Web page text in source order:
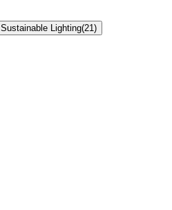
Sustainable Lighting(21 )